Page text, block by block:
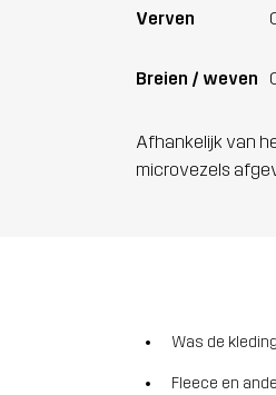
Verven
Breien / weven
Afhankelijk van
microvezels
Was de
Fleece en